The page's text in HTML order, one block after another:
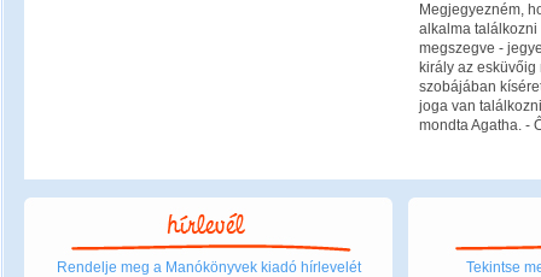
Megjegyezném,
alkalma találkozni
megszegve -
király az
szobájában
joga van
mondta Agatha. -
Rendelje meg a Manókönyvek kiadó hírlevelét Tekintse